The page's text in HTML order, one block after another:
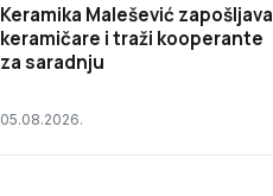
Keramika Malešević zapošljava
keramičare i traži kooperante
za saradnju
05.08.2026.